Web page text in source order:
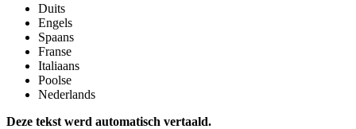
Duits
Engels
Spaans
Franse
Italiaans
Poolse
Nederlands
Deze tekst werd automatisch vertaald.